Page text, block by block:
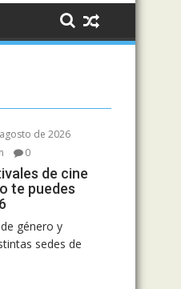
de 2026
0
de cine
te puedes
género y
sedes de